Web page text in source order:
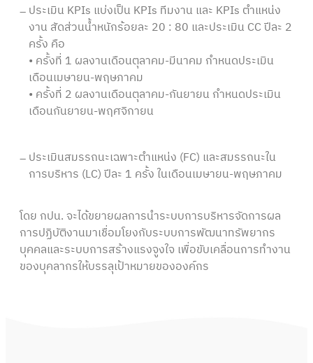
–ประเมิน KPIs แบ่งเป็น KPIs ทีมงาน และ KPIs ตำแหน่ง
งาน สัดส่วนน้ำหนักร้อยละ 20 : 80 และประเมิน CC ปีละ 2
ครั้ง คือ
• ครั้งที่ 1 ผลงานเดือนตุลาคม-มีนาคม กำหนดประเมิน
เดือนเมษายน-พฤษภาคม
• ครั้งที่ 2 ผลงานเดือนตุลาคม-กันยายน กำหนดประเมิน
เดือนกันยายน-พฤศจิกายน
–ประเมินสมรรถนะเฉพาะตำแหน่ง (FC) และสมรรถนะใน
การบริหาร (LC) ปีละ 1 ครั้ง ในเดือนเมษายน-พฤษภาคม
โดย กปน. จะได้ขยายผลการนำระบบการบริหารจัดการผล
การปฏิบัติงานมาเชื่อมโยงกับระบบการพัฒนาทรัพยากร
บุคคลและระบบการสร้างแรงจูงใจ เพื่อขับเคลื่อนการทำงาน
ของบุคลากรให้บรรลุเป้าหมายขององค์กร